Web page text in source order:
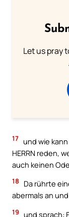
Let us pray
17 und wie
HERRN reden,
auch keinen
18
Da rührte
abermals an
19 und sprach: